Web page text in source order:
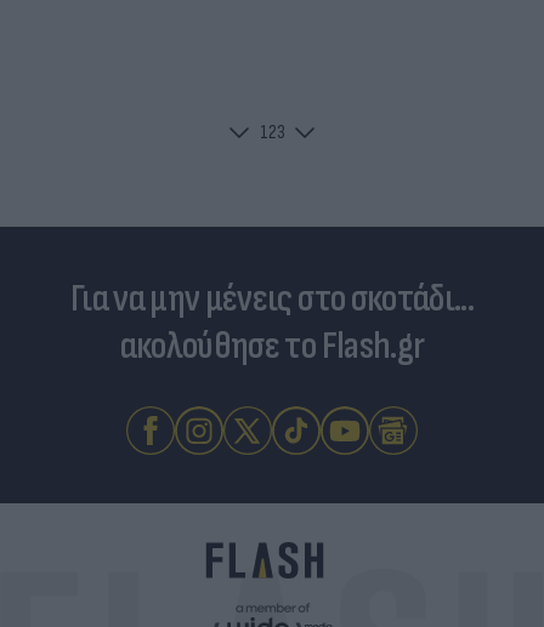
123
Για να μην μένεις στο σκοτάδι...
ακολούθησε το Flash.gr